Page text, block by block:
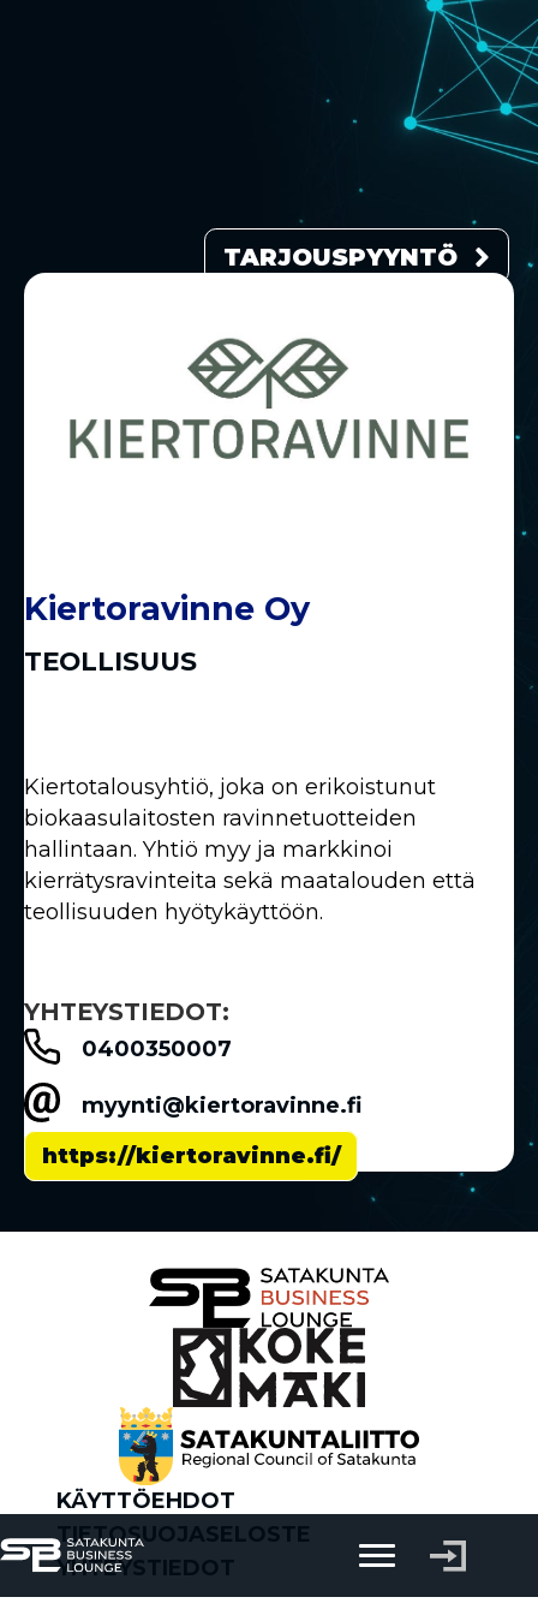
TARJOUSPYYNTÖ
Kiertoravinne Oy
TEOLLISUUS
Kiertotalousyhtiö, joka on erikoistunut
biokaasulaitosten ravinnetuotteiden
hallintaan. Yhtiö myy ja markkinoi
kierrätysravinteita sekä maatalouden että
teollisuuden hyötykäyttöön.
YHTEYSTIEDOT:
0400350007
myynti@kiertoravinne.fi
https://kiertoravinne.fi/
KÄYTTÖEHDOT
TIETOSUOJASELOSTE
YHTEYSTIEDOT